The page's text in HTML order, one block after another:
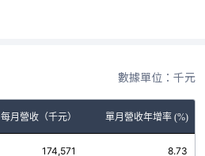
數據單位：千元
每月營收（千元） 單月營收年增率 (%)
174,571 8.73